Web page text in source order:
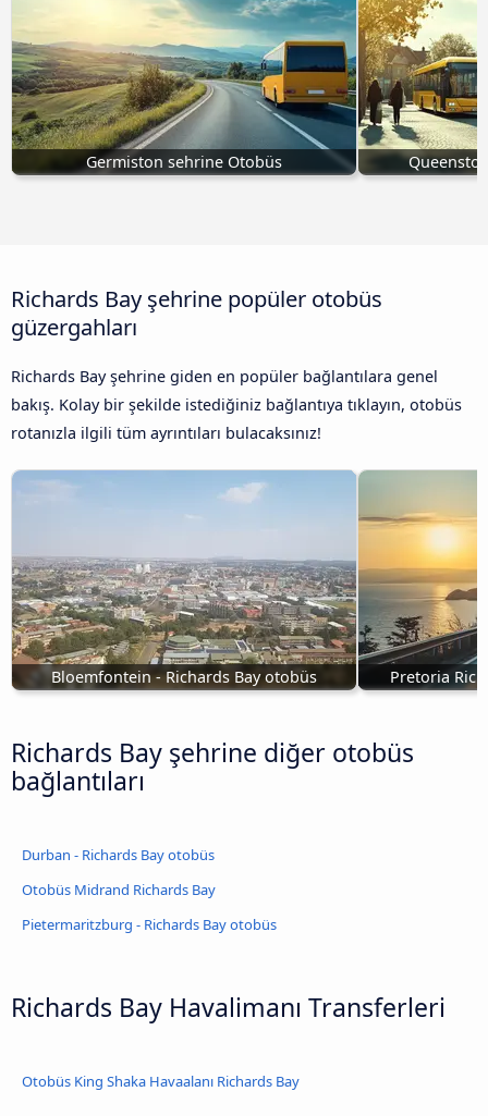
Germiston sehrine Otobüs
Richards Bay şehrine popüler otobüs
güzergahları
Richards Bay şehrine giden en popüler bağlantılara genel
bakış. Kolay bir şekilde istediğiniz bağlantıya tıklayın, otobüs
rotanızla ilgili tüm ayrıntıları bulacaksınız!
Bloemfontein - Richards Bay otobüs Pretoria
Richards Bay şehrine diğer otobüs
bağlantıları
Durban - Richards Bay otobüs
Otobüs Midrand Richards Bay
Pietermaritzburg - Richards Bay otobüs
Richards Bay Havalimanı Transferleri
Otobüs King Shaka Havaalanı Richards Bay